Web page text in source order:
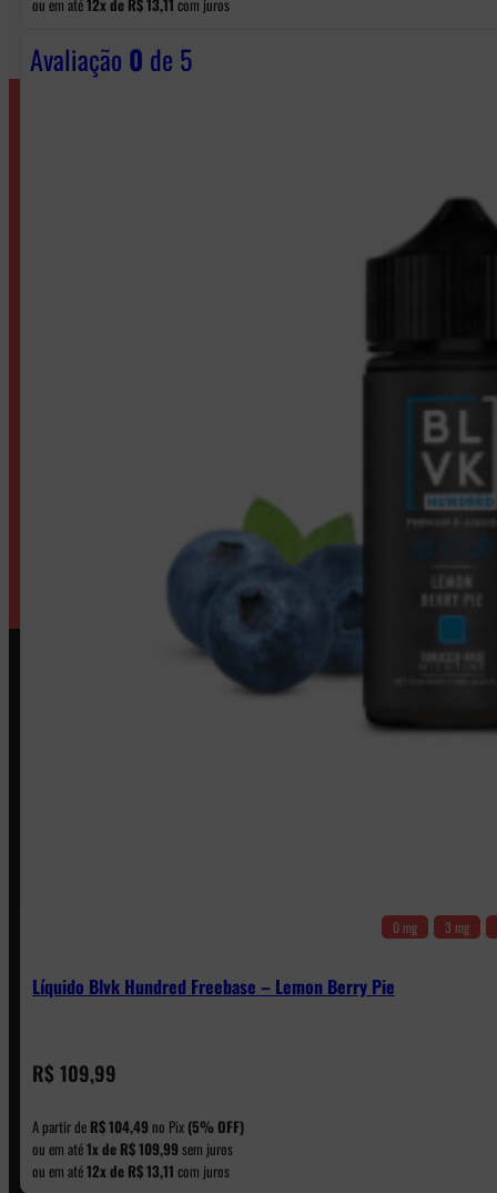
Avaliação 0 de 5
0 mg 3 mg
Líquido Blvk Hundred Freebase – Lemon Berry Pie
R$ 109,99
A partir de R$104,49 no Pix (5% OFF)
ou em até1x de R$109,99 sem juros
ou em até12x de R$13,11 com juros
WhatsApp: (11) 5229-0120